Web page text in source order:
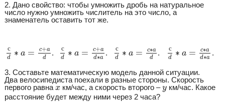
2. Дано свойство: чтобы умножить дробь на натуральное
число нужно умножить числитель на это число, а
знаменатель оставить тот же.
с
d ∗ a = c+a
d
сd a
.
с
d ∗ a = c+a
d∗a
сd a a
.
с
d ∗ a = c∗a
d
сd
.
с
d ∗ a = c∗a
d∗a
сd
.
3. Составьте математическую модель данной ситуации.
Два велосипедиста поехали в разные стороны. Скорость
первого равна x
xкм/час, а скорость второго –y
y км/час. Какое
расстояние будет между ними через 2 часа?